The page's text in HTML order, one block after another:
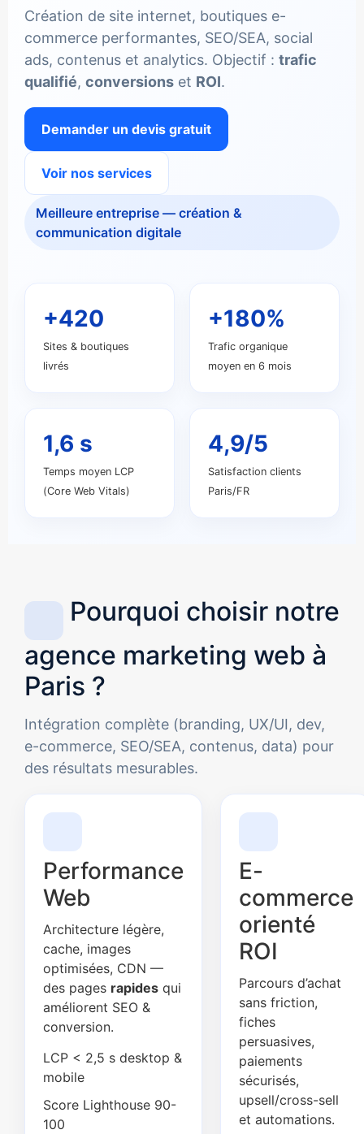
Création de site internet, boutiques e-
commerce performantes, SEO/SEA, social
ads, contenus et analytics. Objectif : trafic
qualifié, conversions et ROI.
Demander un devis gratuit
Voir nos services
Meilleure entreprise — création &
communication digitale
+420
Sites & boutiques
livrés
+180%
Trafic organique
moyen en 6 mois
1,6 s
Temps moyen LCP
(Core Web Vitals)
4,9/5
Satisfaction clients
Paris/FR
Pourquoi choisir notre
agence marketing web à
Paris ?
Intégration complète (branding, UX/UI, dev,
e-commerce, SEO/SEA, contenus, data) pour
des résultats mesurables.
Performance
Web
Architecture légère,
cache, images
optimisées, CDN —
des pages rapides qui
améliorent SEO &
conversion.
LCP < 2,5 s desktop &
mobile
Score Lighthouse 90-
100
E-
commerce
orienté
ROI
Parcours d’achat
sans friction,
fiches
persuasives,
paiements
sécurisés,
upsell/cross-sell
et automations.